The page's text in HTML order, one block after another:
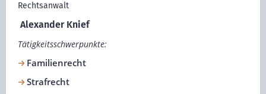
Rechtsanwalt
Alexander Knief
Tätigkeitsschwerpunkte:
Familienrecht
Strafrecht